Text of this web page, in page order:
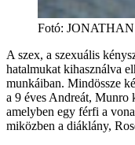
Fotó:
A szex, a szexuális
hatalmukat kihasználva
munkáiban. Mindössze
a 9 éves Andreát, Munro
amelyben egy férfi a
miközben a diáklány,